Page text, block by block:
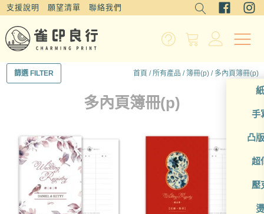
支援說明 願望清單 聯絡我們
手
凸
超
壓
篩選 FILTER 首頁 /所有產品 /簿冊(p) / 多內頁簿冊(p)
多內頁簿冊(p)